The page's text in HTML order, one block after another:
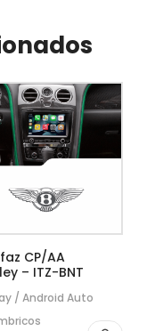
CP/AA
– ITZ-BNT
/ Android Auto